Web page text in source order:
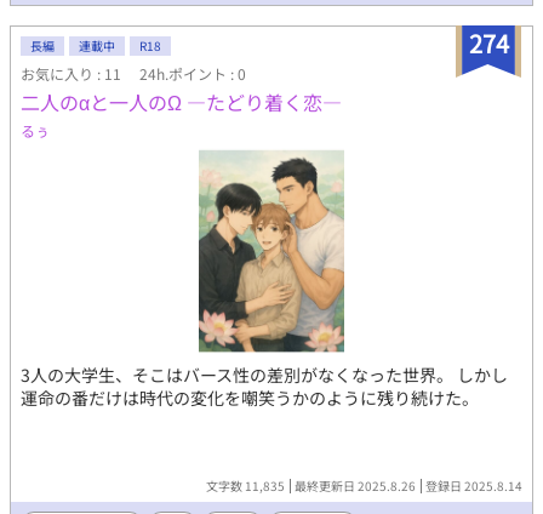
274
長編 連載中 R18
お気に入り : 11 24h.ポイント : 0
二人のαと一人のΩ —たどり着く恋—
るぅ
3人の大学生、そこはバース性の差別がなくなった世界。 しかし
運命の番だけは時代の変化を嘲笑うかのように残り続けた。
文字数 11,835 最終更新日 2025.8.26 登録日 2025.8.14